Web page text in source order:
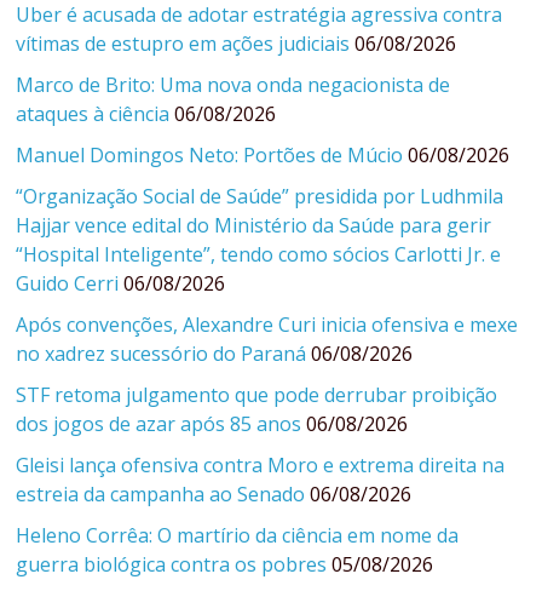
Uber é acusada de adotar estratégia agressiva contra
vítimas de estupro em ações judiciais 06/08/2026
Marco de Brito: Uma nova onda negacionista de
ataques à ciência 06/08/2026
Manuel Domingos Neto: Portões de Múcio 06/08/2026
“Organização Social de Saúde” presidida por Ludhmila
Hajjar vence edital do Ministério da Saúde para gerir
“Hospital Inteligente”, tendo como sócios Carlotti Jr. e
Guido Cerri 06/08/2026
Após convenções, Alexandre Curi inicia ofensiva e mexe
no xadrez sucessório do Paraná 06/08/2026
STF retoma julgamento que pode derrubar proibição
dos jogos de azar após 85 anos 06/08/2026
Gleisi lança ofensiva contra Moro e extrema direita na
estreia da campanha ao Senado 06/08/2026
Heleno Corrêa: O martírio da ciência em nome da
guerra biológica contra os pobres 05/08/2026